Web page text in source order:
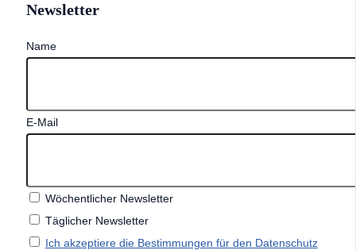
Newsletter
Name
E-Mail
Wöchentlicher Newsletter
Täglicher Newsletter
Ich akzeptiere die Bestimmungen für den Datenschutz